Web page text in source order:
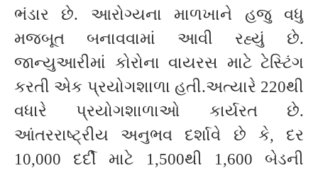
ભંડાર છે. આરોગ્યના માળખાને હજુ વધુ
મજબૂત બનાવવામાં આવી રહ્યું છે.
જાન્યુઆરીમાં કોરોના વાયરસ માટે ટેસ્ટિંગ
કરતી એક પ્રયોગશાળા હતી.અત્યારે 220થી
વધારે પ્રયોગશાળાઓ કાર્યરત છે.
આંતરરાષ્ટ્રીય અનુભવ દર્શાવે છે કે, દર
10,000 દર્દી માટે 1,500થી 1,600 બેડની